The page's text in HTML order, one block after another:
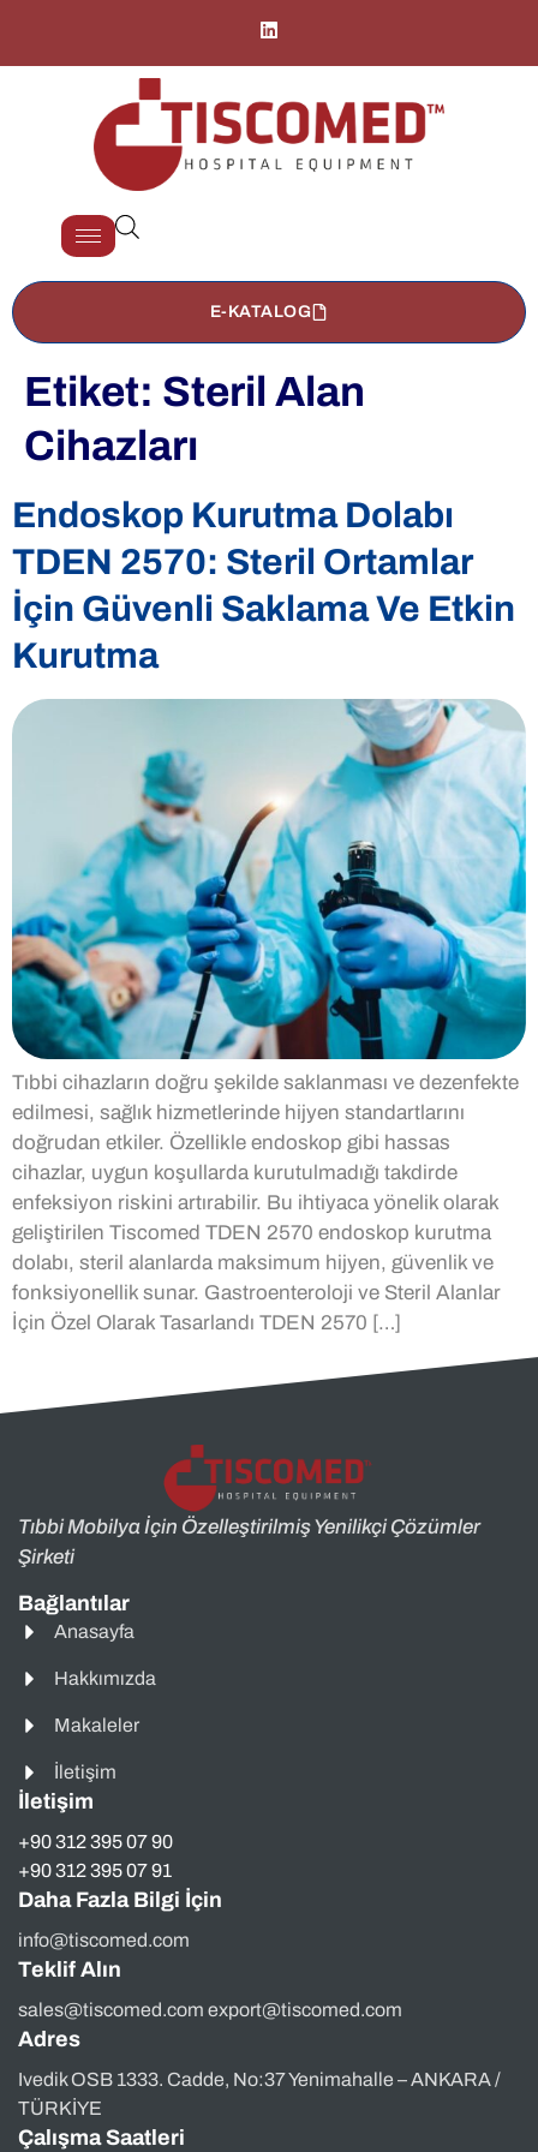
E-KATALOG
Etiket: Steril Alan
Cihazları
Endoskop Kurutma Dolabı
TDEN 2570: Steril Ortamlar
İçin Güvenli Saklama Ve Etkin
Kurutma
Tıbbi cihazların doğru şekilde saklanması ve dezenfekte
edilmesi, sağlık hizmetlerinde hijyen standartlarını
doğrudan etkiler. Özellikle endoskop gibi hassas
cihazlar, uygun koşullarda kurutulmadığı takdirde
enfeksiyon riskini artırabilir. Bu ihtiyaca yönelik olarak
geliştirilen Tiscomed TDEN 2570 endoskop kurutma
dolabı, steril alanlarda maksimum hijyen, güvenlik ve
fonksiyonellik sunar. Gastroenteroloji ve Steril Alanlar
İçin Özel Olarak Tasarlandı TDEN 2570 […]
Tıbbi Mobilya İçin Özelleştirilmiş Yenilikçi Çözümler
Şirketi
Bağlantılar
Anasayfa
Hakkımızda
Makaleler
İletişim
İletişim
+90 312 395 07 90
+90 312 395 07 91
Daha Fazla Bilgi İçin
info@tiscomed.com
Teklif Alın
sales@tiscomed.com export@tiscomed.com
Adres
Ivedik OSB 1333. Cadde, No:37 Yenimahalle – ANKARA /
TÜRKİYE
Çalışma Saatleri